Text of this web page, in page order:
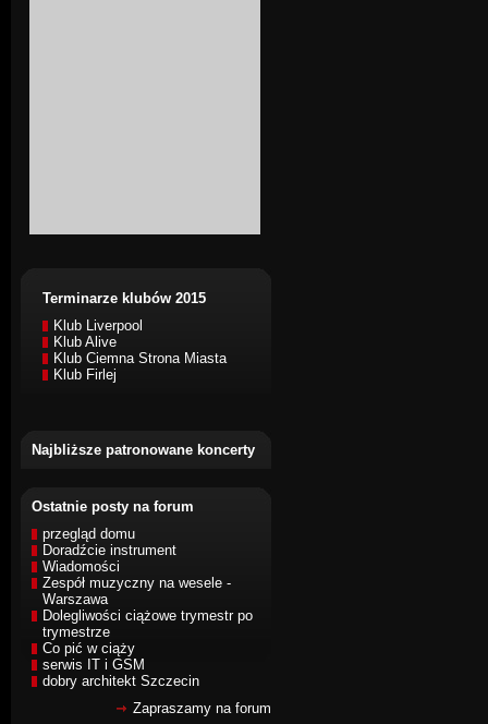
Terminarze klubów 2015
Klub Liverpool
Klub Alive
Klub Ciemna Strona Miasta
Klub Firlej
Najbliższe patronowane koncerty
Ostatnie posty na forum
przegląd domu
Doradźcie instrument
Wiadomości
Zespół muzyczny na wesele -
Warszawa
Dolegliwości ciążowe trymestr po
trymestrze
Co pić w ciąży
serwis IT i GSM
dobry architekt Szczecin
Zapraszamy na forum